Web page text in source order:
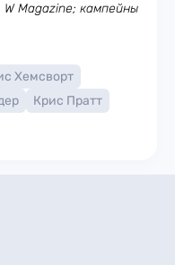
W Magazine; кампейны
Хемсворт
Крис Пратт